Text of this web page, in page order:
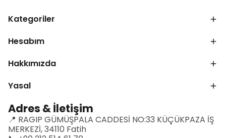
Kategoriler
Hesabım
Hakkımızda
Yasal
Adres & İletişim
📍 RAGIP GÜMÜŞPALA CADDESİ NO:33 KÜÇÜKPAZA İŞ
MERKEZİ, 34110 Fatih